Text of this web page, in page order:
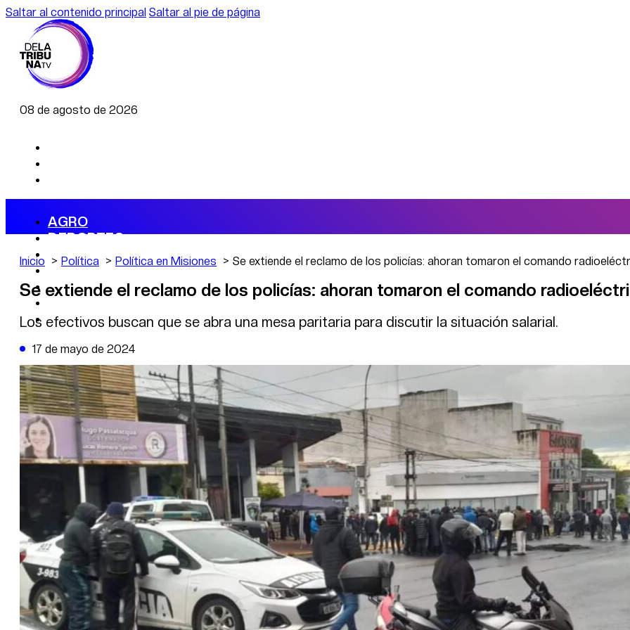
Saltar al contenido principal Saltar al pie de página
08 de agosto de 2026
AGRO
DEPORTES
ECONOMÍA
POLÍTICA
CAMBIO CLIMÁTICO
DE LA TRIBUNA TV
Inicio Política Política en Misiones Se extiende el reclamo de los policías: ahoran tomaron el comando
Se extiende el reclamo de los policías: ahoran tomaron el comando
Los efectivos buscan que se abra una mesa paritaria para discutir la situación salarial.
17 de mayo de 2024